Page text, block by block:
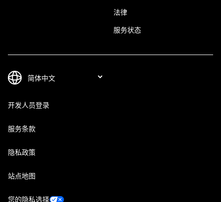
法律
服务状态
开发人员登录
服务条款
隐私政策
站点地图
您的隐私选择